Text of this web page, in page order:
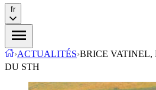
fr
›ACTUALITÉS›BRICE VATINEL,
DU STH